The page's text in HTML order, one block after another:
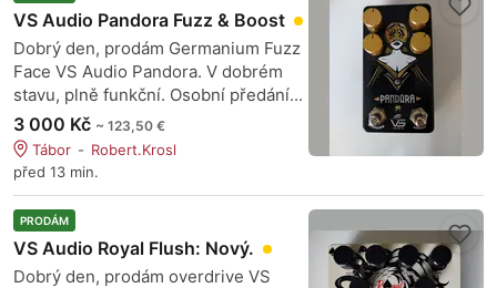
VS Audio Pandora Fuzz & Boost
Dobrý den, prodám Germanium Fuzz
Face VS Audio Pandora. V dobrém
stavu, plně funkční. Osobní předání...
3 000 Kč ~ 123,50 €
Tábor
Robert.Krosl
před 13 min.
PRODÁM
VS Audio Royal Flush: Nový.
Dobrý den, prodám overdrive VS